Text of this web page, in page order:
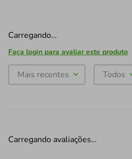
Carregando…
Faça login para avaliar este produto
Mais recentes Todos
Carregando avaliações…